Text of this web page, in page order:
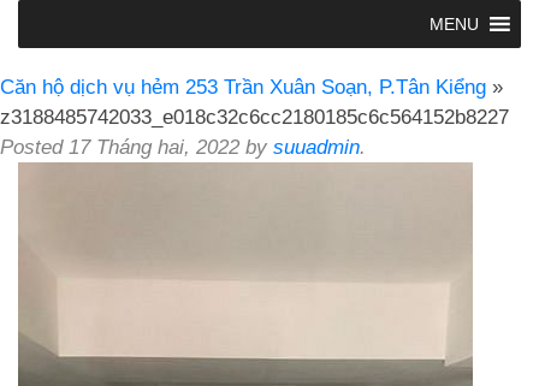
MENU
Căn hộ dịch vụ hẻm 253 Trần Xuân Soạn, P.Tân Kiểng »
z3188485742033_e018c32c6cc2180185c6c564152b8227
Posted 17 Tháng hai, 2022 by suuadmin.